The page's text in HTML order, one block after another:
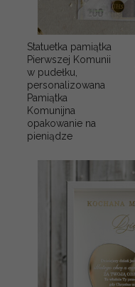
Statuetka pamiątka
Pierwszej Komunii
w pudełku,
personalizowana
Pamiątka
Komunijna
opakowanie na
pieniądze